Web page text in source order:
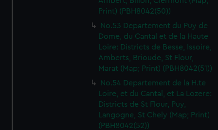
Print) (PBH8042(50))
No.53 Departement du Puy de
Dome, du Cantal et de la Haute
Loire: Districts de Besse, Issoire,
Amberts, Brioude, St Flour,
Marat (Map; Print) (PBH8042(51))
No.54 Departement de la H.te
Loire, et du Cantal, et La Lozere:
Districts de St Flour, Puy,
Langogne, St Chely (Map; Print)
(PBH8042(52))